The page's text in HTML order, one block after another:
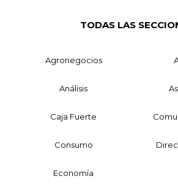
TODAS LAS
Agronegocios
Análisis
Caja Fuerte
Consumo
Economía